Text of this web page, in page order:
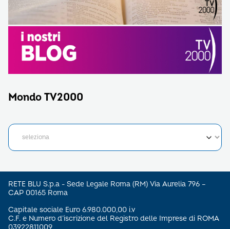
Mondo TV2000
RETE BLU S.p.a - Sede Legale Roma (RM) Via Aurelia 796 –
CAP 00165 Roma
Capitale sociale Euro 6.980.000,00 i.v
C.F. e Numero d’iscrizione del Registro delle Imprese di ROMA
03922811009